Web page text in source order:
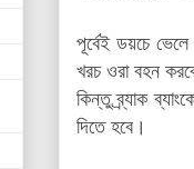
পূর্বেই ডয়চে
খরচ ওরা বহন
কিন্তু ব্র্যাক
দিতে হবে।